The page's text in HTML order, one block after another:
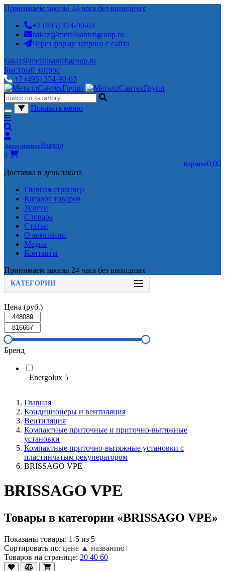
Принимаем заказы 24 часа без выходных
+7 (495) 374-90-63
zakaz@metallsantehgroup.ru
Через форму запроса с сайта
zakaz@metallsantehgroup.ru
Быстрый запрос
+7 (495) 374-90-63
Показать меню
АвторизацияВыход
0
Корзина0,00
Доставка в день заказа
Главная страница
Каталог товаров
Услуги
Словарь
Статьи
О компании
Медиа
Контакты
Принимаем заказы 24 часа без выходных
КАТЕГОРИИ
Цена (руб.)
Бренд
Energolux 5
Главная
Кондиционеры и вентиляция
Вентиляция
Компактные приточные и приточно-вытяжные
установки
Компактные приточно-вытяжные установки с
пластинчатым рекуператором
BRISSAGO VPE
BRISSAGO VPE
Товары в категории «BRISSAGO VPE»
Показаны товары: 1-5 из 5
Сортировать по: цене ▲ названию↕
Товаров на странице: 20 40 60